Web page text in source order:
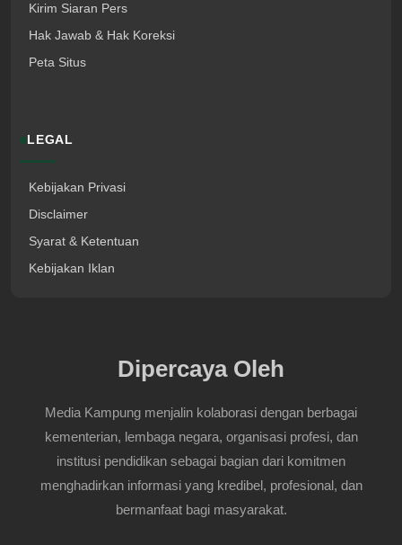
Kirim Siaran Pers
Hak Jawab & Hak Koreksi
Peta Situs
LEGAL
Kebijakan Privasi
Disclaimer
Syarat & Ketentuan
Kebijakan Iklan
Dipercaya Oleh
Media Kampung menjalin kolaborasi dengan berbagai
kementerian, lembaga negara, organisasi profesi, dan
institusi pendidikan sebagai bagian dari komitmen
menghadirkan informasi yang kredibel, profesional, dan
bermanfaat bagi masyarakat.